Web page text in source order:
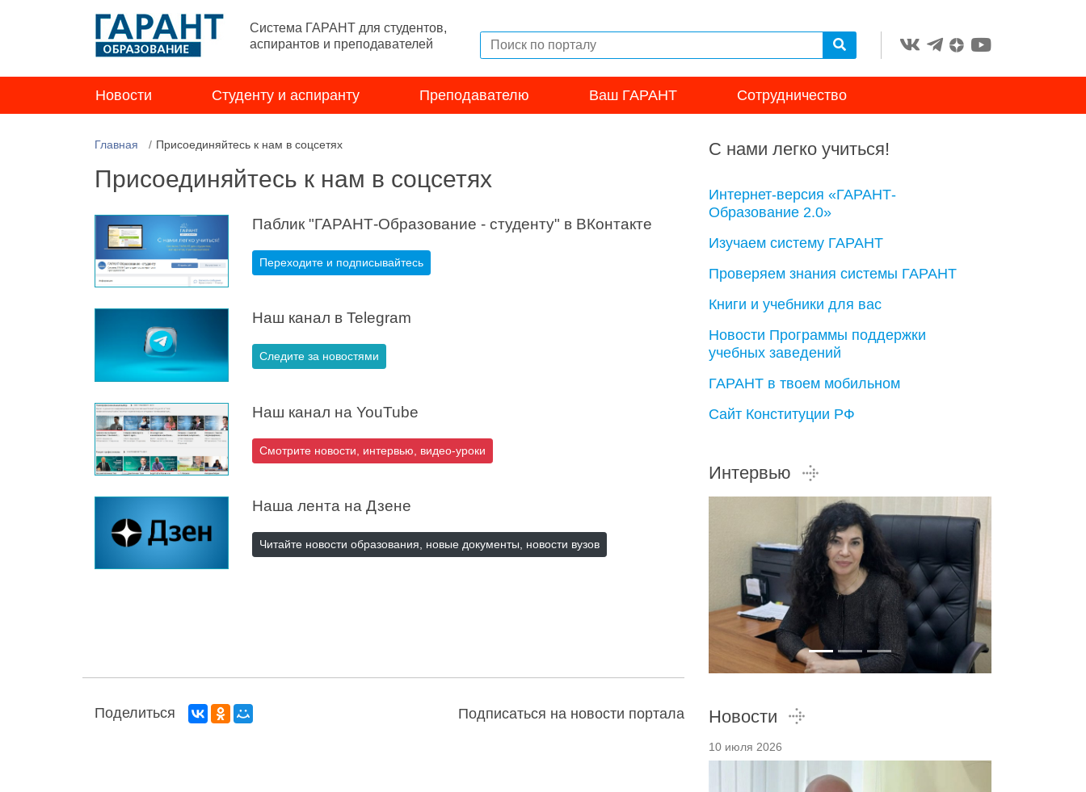
Система ГАРАНТ для студентов,
аспирантов и преподавателей
Новости Студенту и аспиранту Преподавателю Ваш ГАРАНТ Сотрудничество
Главная Присоединяйтесь к нам в соцсетях
Присоединяйтесь к нам в соцсетях
Паблик "ГАРАНТ-Образование - студенту" в ВКонтакте
Переходите и подписывайтесь
Наш канал в Telegram
Следите за новостями
Наш канал на YouTube
Смотрите новости, интервью, видео-уроки
Наша лента на Дзене
Читайте новости образования, новые документы, новости вузов
Поделиться Подписаться на новости портала
С нами легко учиться!
Интернет-версия «ГАРАНТ-
Образование 2.0»
Изучаем систему ГАРАНТ
Проверяем знания системы ГАРАНТ
Книги и учебники для вас
Новости Программы поддержки
учебных заведений
ГАРАНТ в твоем мобильном
Сайт Конституции РФ
Интервью
Новости
10 июля 2026